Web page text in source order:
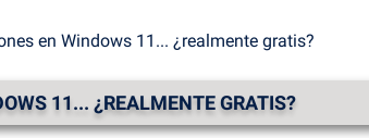
en Windows 11... ¿realmente gratis?
11... ¿REALMENTE GRATIS?